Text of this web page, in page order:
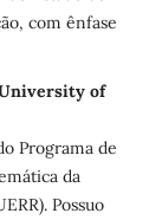
com ênfase
of
Programa de
da
Possuo